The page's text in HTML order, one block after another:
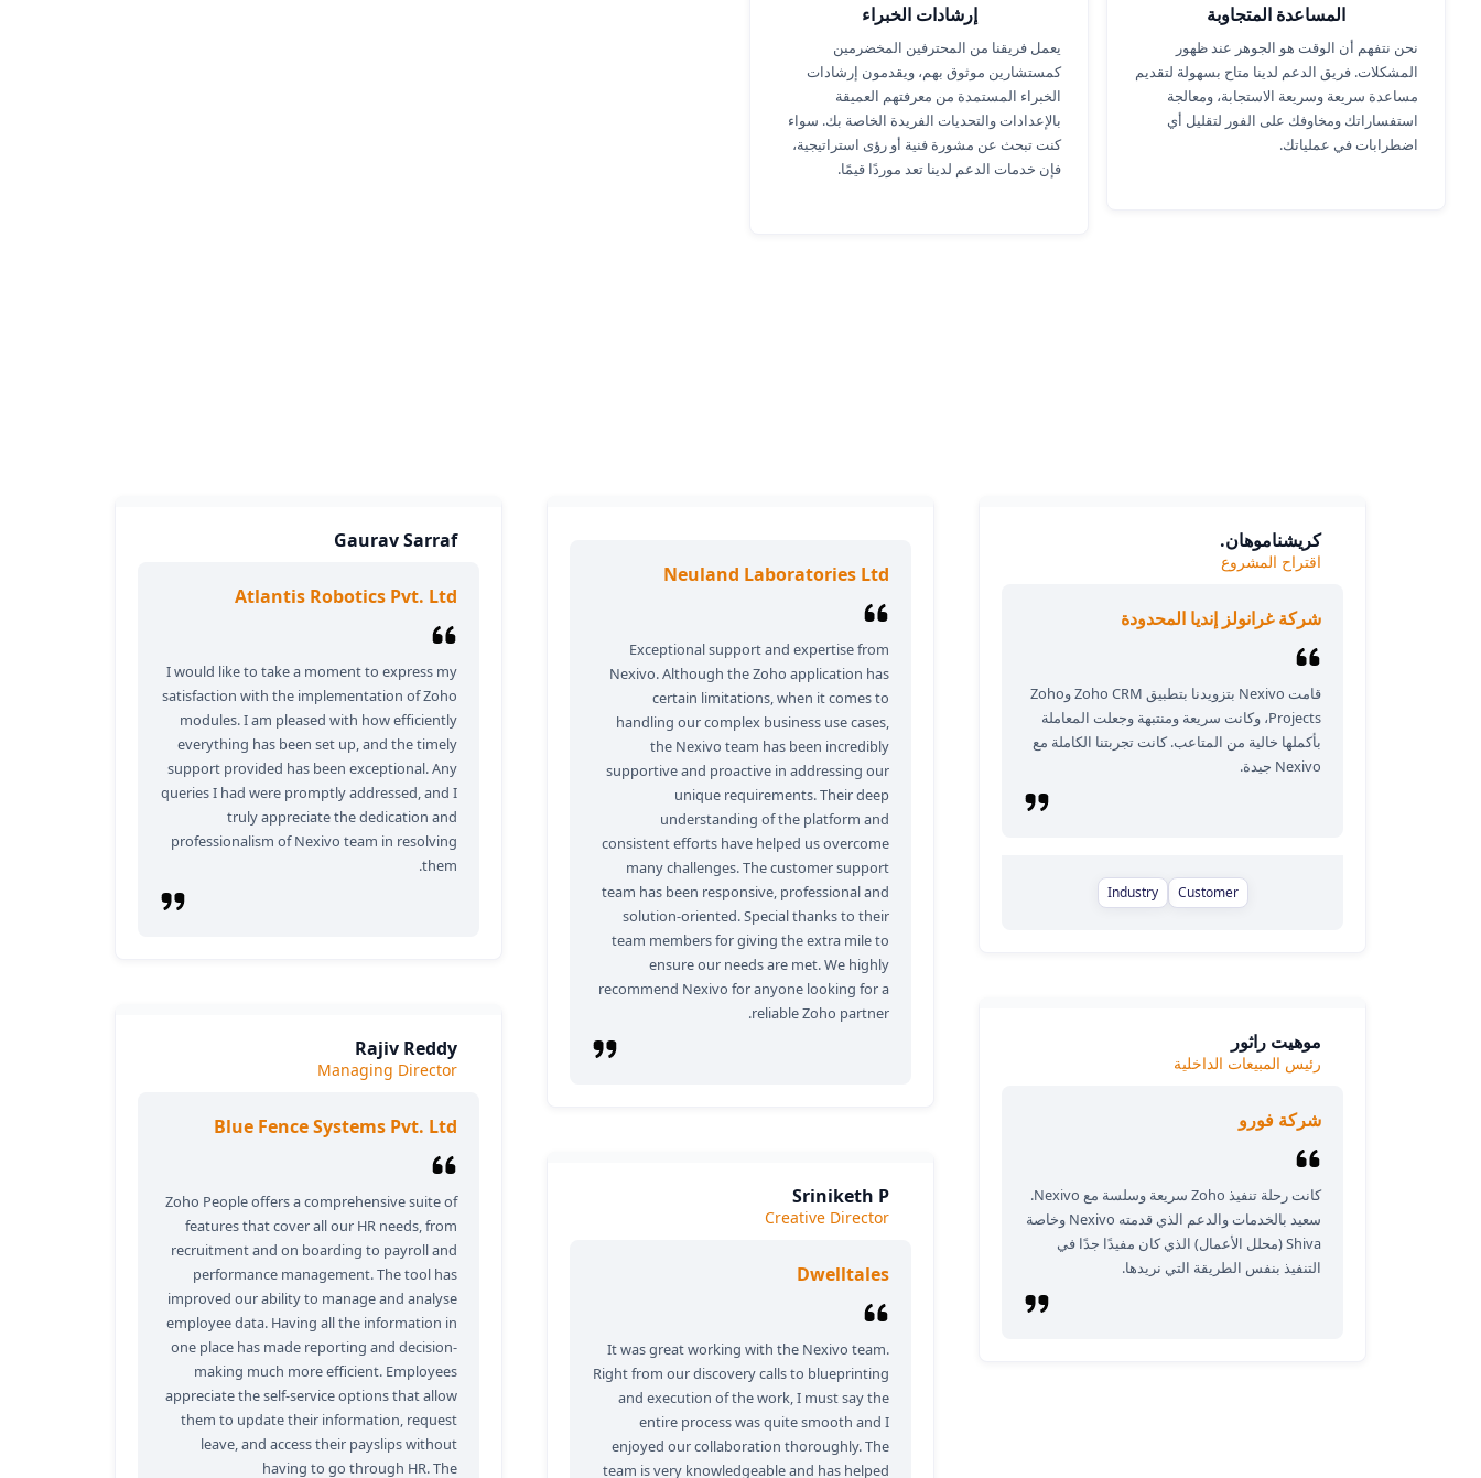
المساعدة المتجاوبة
نحن نتفهم أن الوقت هو الجوهر عند ظهور
المشكلات. فريق الدعم لدينا متاح بسهولة لتقديم
مساعدة سريعة وسريعة الاستجابة، ومعالجة
استفساراتك ومخاوفك على الفور لتقليل أي
اضطرابات في عملياتك.
إرشادات الخبراء
يعمل فريقنا من المحترفين المخضرمين
كمستشارين موثوق بهم، ويقدمون إرشادات
الخبراء المستمدة من معرفتهم العميقة
بالإعدادات والتحديات الفريدة الخاصة بك. سواء
كنت تبحث عن مشورة فنية أو رؤى استراتيجية،
فإن خدمات الدعم لدينا تعد موردًا قيمًا.
كريشناموهان.
اقتراح المشروع
شركة غرانولز إنديا المحدودة
قامت Nexivo بتزويدنا بتطبيق Zoho CRM وZoho
Projects، وكانت سريعة ومنتبهة وجعلت المعاملة
بأكملها خالية من المتاعب. كانت تجربتنا الكاملة مع
Nexivo جيدة.
Customer
Industry
موهيت راثور
رئيس المبيعات الداخلية
شركة فورو
كانت رحلة تنفيذ Zoho سريعة وسلسة مع Nexivo.
سعيد بالخدمات والدعم الذي قدمته Nexivo وخاصة
Shiva (محلل الأعمال) الذي كان مفيدًا جدًا في
التنفيذ بنفس الطريقة التي نريدها.
Neuland Laboratories Ltd
Exceptional support and expertise from
Nexivo. Although the Zoho application has
certain limitations, when it comes to
handling our complex business use cases,
the Nexivo team has been incredibly
supportive and proactive in addressing our
unique requirements. Their deep
understanding of the platform and
consistent efforts have helped us overcome
many challenges. The customer support
team has been responsive, professional and
solution-oriented. Special thanks to their
team members for giving the extra mile to
ensure our needs are met. We highly
recommend Nexivo for anyone looking for a
reliable Zoho partner.
Sriniketh P
Creative Director
Dwelltales
It was great working with the Nexivo team.
Right from our discovery calls to blueprinting
and execution of the work, I must say the
entire process was quite smooth and I
enjoyed our collaboration thoroughly. The
team is very knowledgeable and has helped
Gaurav Sarraf
Atlantis Robotics Pvt. Ltd
I would like to take a moment to express my
satisfaction with the implementation of Zoho
modules. I am pleased with how efficiently
everything has been set up, and the timely
support provided has been exceptional. Any
queries I had were promptly addressed, and I
truly appreciate the dedication and
professionalism of Nexivo team in resolving
them.
Rajiv Reddy
Managing Director
Blue Fence Systems Pvt. Ltd
Zoho People offers a comprehensive suite of
features that cover all our HR needs, from
recruitment and on boarding to payroll and
performance management. The tool has
improved our ability to manage and analyse
employee data. Having all the information in
one place has made reporting and decision-
making much more efficient. Employees
appreciate the self-service options that allow
them to update their information, request
leave, and access their payslips without
having to go through HR. The